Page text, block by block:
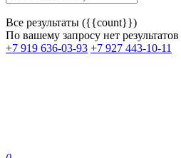
Все результаты ({{count}})
По вашему запросу нет результатов
+7 919 636-03-93 +7 927 443-10-11